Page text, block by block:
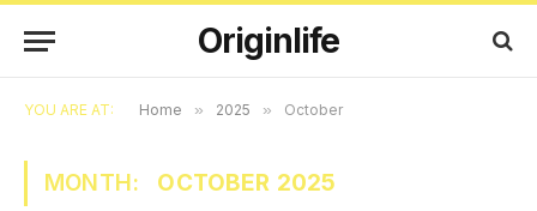
Originlife
YOU ARE AT: Home » 2025 » October
MONTH: OCTOBER 2025